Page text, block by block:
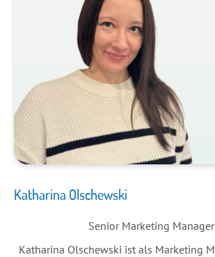
Katharina Olschewski
Senior Marketing
Katharina Olschewski ist als Marketing